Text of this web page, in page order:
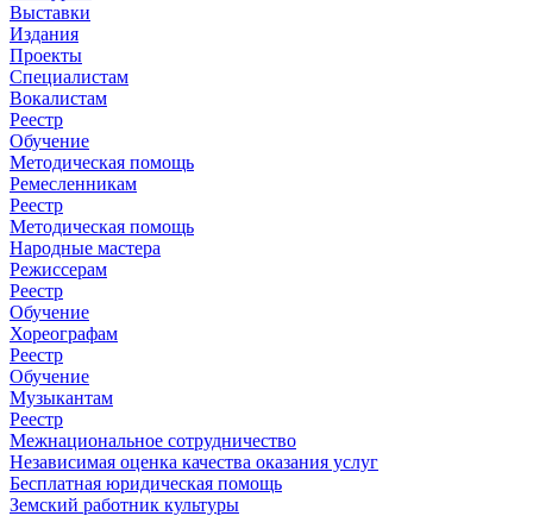
Выставки
Издания
Проекты
Специалистам
Вокалистам
Реестр
Обучение
Методическая помощь
Ремесленникам
Реестр
Методическая помощь
Народные мастера
Режиссерам
Реестр
Обучение
Хореографам
Реестр
Обучение
Музыкантам
Реестр
Межнациональное сотрудничество
Независимая оценка качества оказания услуг
Бесплатная юридическая помощь
Земский работник культуры